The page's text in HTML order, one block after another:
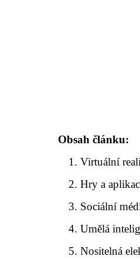
Obsah článku:
Virtuální
Hry a
Sociální
Umělá
Nositelná